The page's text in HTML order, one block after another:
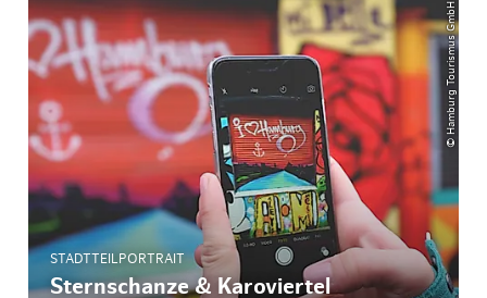
© Hamburg Tourismus GmbH
STADTTEILPORTRAIT
Sternschanze & Karoviertel